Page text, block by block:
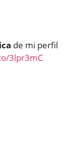
de mi perfil
3lpr3mC